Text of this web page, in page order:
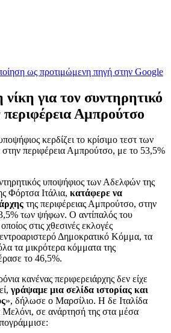
ως προτιμώμενη πηγή στην Google
για τον συντηρητικό
Αμπρούτσο
κερδίζει το κρίσιμο τεστ των
περιφέρεια Αμπρούτσο, με το 53,5%
υποψήφιος των Αδελφών της
Φόρτσα Ιτάλια, κατάφερε να
της περιφέρειας Αμπρούτσο, στην
των ψήφων. Ο αντίπαλός του
στις χθεσινές εκλογές
Δημοκρατικό Κόμμα, τα
τα μικρότερα κόμματα της
το 46,5%.
κανένας περιφερειάρχης δεν είχε
γράψαμε μια σελίδα ιστορίας και
», δήλωσε ο Μαρσίλιο. Η δε Ιταλίδα
σε ανάρτησή της στα μέσα